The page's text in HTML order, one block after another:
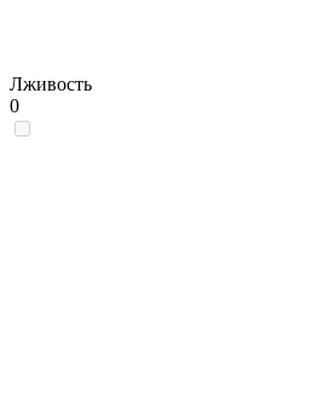
Лживость
0